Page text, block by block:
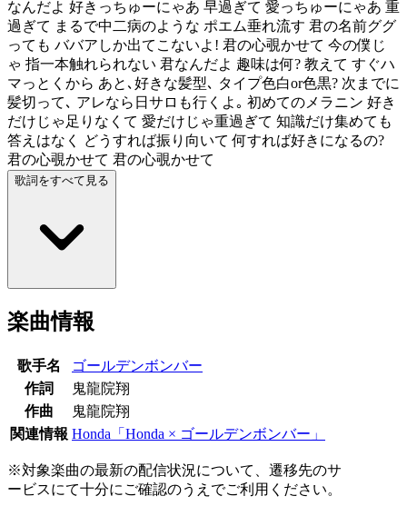
なんだよ 好きっちゅーにゃあ 早過ぎて 愛っちゅーにゃあ 重
過ぎて まるで中二病のような ポエム垂れ流す 君の名前ググ
っても ババアしか出てこないよ! 君の心覗かせて 今の僕じ
ゃ 指一本触れられない 君なんだよ 趣味は何? 教えて すぐハ
マっとくから あと､好きな髪型､ タイプ色白or色黒? 次までに
髪切って､ アレなら日サロも行くよ｡ 初めてのメラニン 好き
だけじゃ足りなくて 愛だけじゃ重過ぎて 知識だけ集めても
答えはなく どうすれば振り向いて 何すれば好きになるの?
君の心覗かせて 君の心覗かせて
歌詞をすべて見る
楽曲情報
歌手名
ゴールデンボンバー
作詞
鬼龍院翔
作曲
鬼龍院翔
関連情報 Honda「Honda × ゴールデンボンバー」
※対象楽曲の最新の配信状況について、遷移先のサ
ービスにて十分にご確認のうえでご利用ください。